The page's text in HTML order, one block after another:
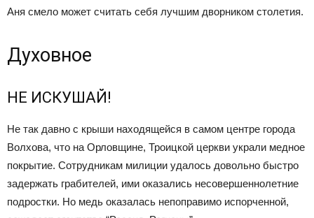
Аня смело может считать себя лучшим дворником столетия.
Духовное
НЕ ИСКУШАЙ!
Не так давно с крыши находящейся в самом центре города
Волхова, что на Орловщине, Троицкой церкви украли медное
покрытие. Сотрудникам милиции удалось довольно быстро
задержать грабителей, ими оказались несовершеннолетние
подростки. Но медь оказалась непоправимо испорченной,